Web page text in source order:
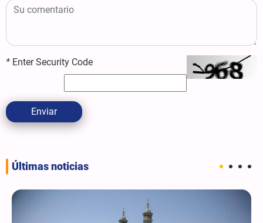
* Enter Security Code
Enviar
Últimas noticias